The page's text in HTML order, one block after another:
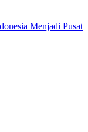
Menjadi Pusat